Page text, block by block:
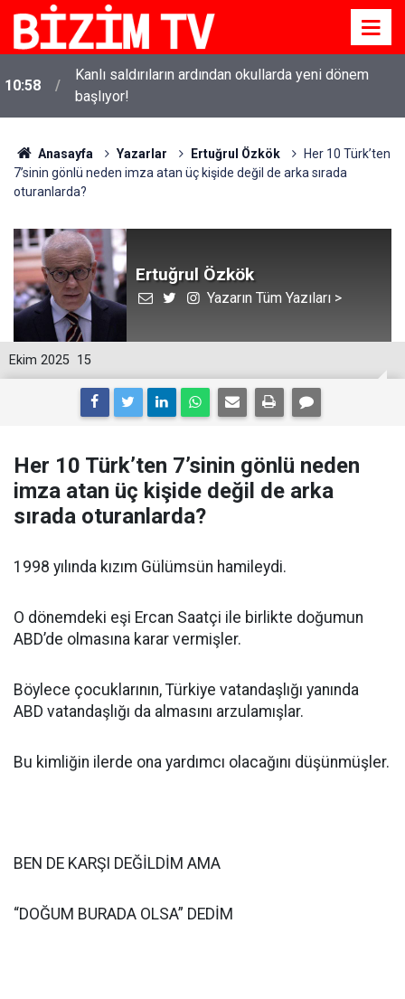
10:58
Kanlı saldırıların ardından okullarda yeni dönem
başlıyor!
Anasayfa Yazarlar Ertuğrul Özkök
Her 10 Türk’ten
7’sinin gönlü neden imza atan üç kişide değil de arka sırada
oturanlarda?
Ertuğrul Özkök
Yazarın Tüm Yazıları >
15
Ekim 2025
Her 10 Türk’ten 7’sinin gönlü neden
imza atan üç kişide değil de arka
sırada oturanlarda?
1998 yılında kızım Gülümsün hamileydi.
O dönemdeki eşi Ercan Saatçi ile birlikte doğumun
ABD’de olmasına karar vermişler.
Böylece çocuklarının, Türkiye vatandaşlığı yanında
ABD vatandaşlığı da almasını arzulamışlar.
Bu kimliğin ilerde ona yardımcı olacağını düşünmüşler.
BEN DE KARŞI DEĞİLDİM AMA
“DOĞUM BURADA OLSA” DEDİM